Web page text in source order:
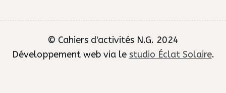
© Cahiers d'activités N.G. 2024
Développement web via le studio Éclat Solaire.